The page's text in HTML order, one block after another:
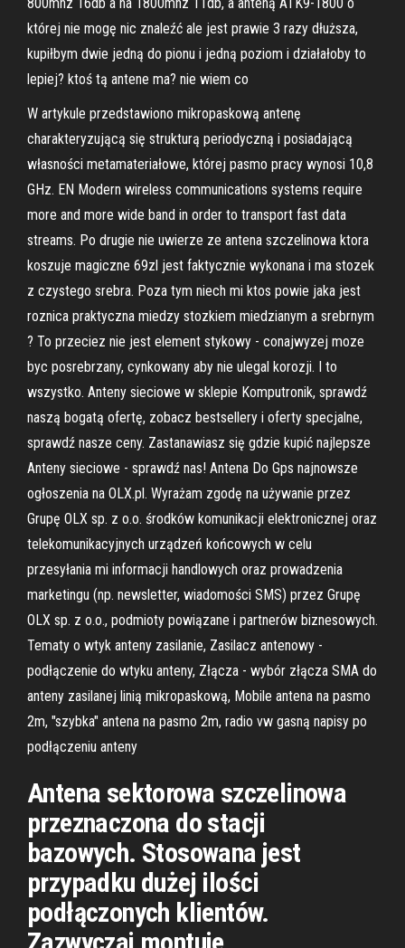
której nie mogę nic znaleźć ale jest prawie 3 razy dłuższa,
kupiłbym dwie jedną do pionu i jedną poziom i działałoby to
lepiej? ktoś tą antene ma? nie wiem co
W artykule przedstawiono mikropaskową antenę
charakteryzującą się strukturą periodyczną i posiadającą
własności metamateriałowe, której pasmo pracy wynosi 10,8
GHz. EN Modern wireless communications systems require
more and more wide band in order to transport fast data
streams. Po drugie nie uwierze ze antena szczelinowa ktora
koszuje magiczne 69zl jest faktycznie wykonana i ma stozek
z czystego srebra. Poza tym niech mi ktos powie jaka jest
roznica praktyczna miedzy stozkiem miedzianym a srebrnym
? To przeciez nie jest element stykowy - conajwyzej moze
byc posrebrzany, cynkowany aby nie ulegal korozji. I to
wszystko. Anteny sieciowe w sklepie Komputronik, sprawdź
naszą bogatą ofertę, zobacz bestsellery i oferty specjalne,
sprawdź nasze ceny. Zastanawiasz się gdzie kupić najlepsze
Anteny sieciowe - sprawdź nas! Antena Do Gps najnowsze
ogłoszenia na OLX.pl. Wyrażam zgodę na używanie przez
Grupę OLX sp. z o.o. środków komunikacji elektronicznej oraz
telekomunikacyjnych urządzeń końcowych w celu
przesyłania mi informacji handlowych oraz prowadzenia
marketingu (np. newsletter, wiadomości SMS) przez Grupę
OLX sp. z o.o., podmioty powiązane i partnerów biznesowych.
Tematy o wtyk anteny zasilanie, Zasilacz antenowy -
podłączenie do wtyku anteny, Złącza - wybór złącza SMA do
anteny zasilanej linią mikropaskową, Mobile antena na pasmo
2m, "szybka" antena na pasmo 2m, radio vw gasną napisy po
podłączeniu anteny
Antena sektorowa szczelinowa
przeznaczona do stacji
bazowych. Stosowana jest
przypadku dużej ilości
podłączonych klientów.